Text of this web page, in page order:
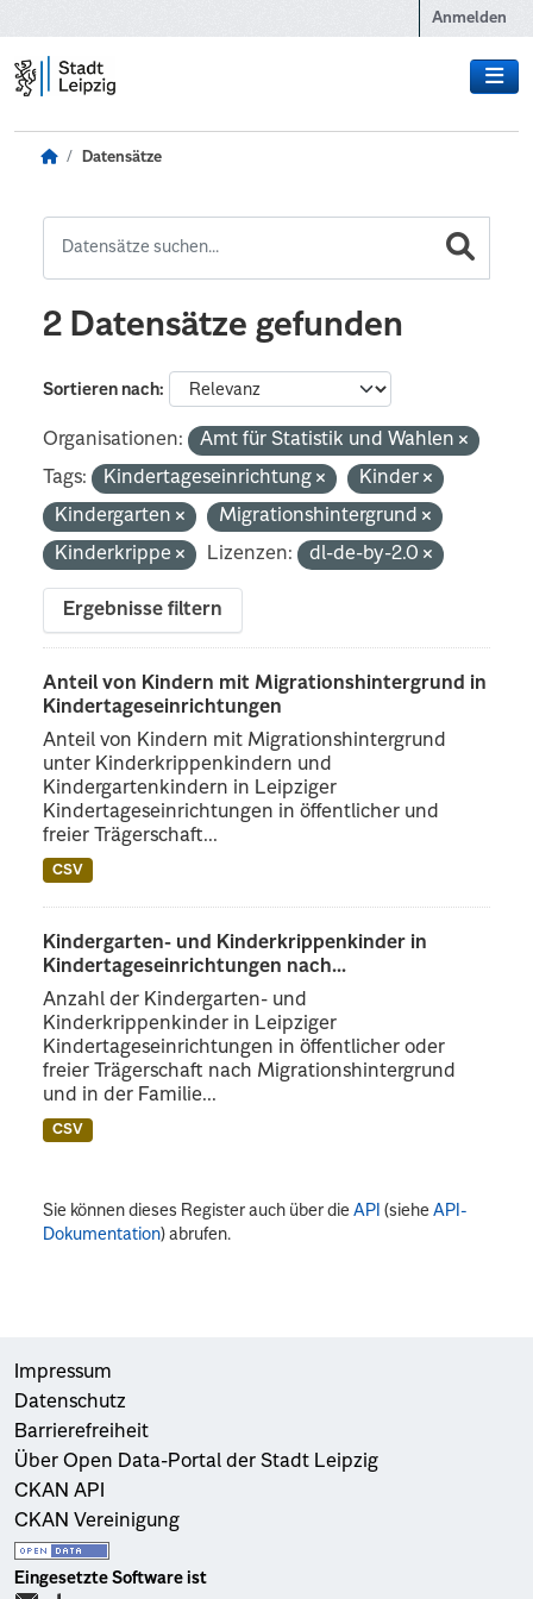
Anmelden
Datensätze
2 Datensätze gefunden
Sortieren nach
Organisationen:
Amt für Statistik und Wahlen
Tags:
Kindertageseinrichtung
Kinder
Kindergarten
Migrationshintergrund
Kinderkrippe
Lizenzen: dl-de-by-2.0
Ergebnisse filtern
Anteil von Kindern mit Migrationshintergrund in
Kindertageseinrichtungen
Anteil von Kindern mit Migrationshintergrund
unter Kinderkrippenkindern und
Kindergartenkindern in Leipziger
Kindertageseinrichtungen in öffentlicher und
freier Trägerschaft...
CSV
Kindergarten- und Kinderkrippenkinder in
Kindertageseinrichtungen nach...
Anzahl der Kindergarten- und
Kinderkrippenkinder in Leipziger
Kindertageseinrichtungen in öffentlicher oder
freier Trägerschaft nach Migrationshintergrund
und in der Familie...
CSV
Sie können dieses Register auch über dieAPI (sieheAPI-
Dokumentation) abrufen.
Impressum
Datenschutz
Barrierefreiheit
Über Open Data-Portal der Stadt Leipzig
CKAN API
CKAN Vereinigung
Eingesetzte Software ist